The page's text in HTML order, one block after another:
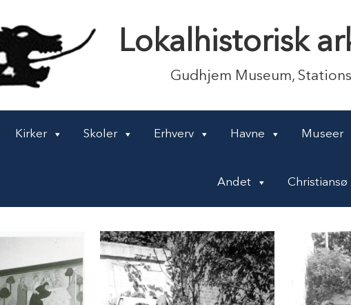
Lokalhistorisk
Gudhjem Museum,
Kirker Skoler Erhverv Havne Museer
Andet Christiansø